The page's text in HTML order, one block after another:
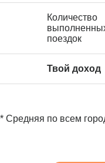
Количество
поездок
Твой доход
* Средняя по всем